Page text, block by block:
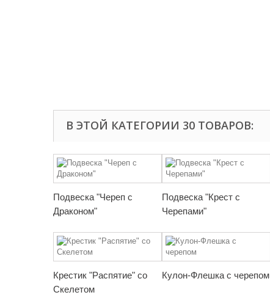
В ЭТОЙ КАТЕГОРИИ 30 ТОВАРОВ:
Подвеска "Череп с
Драконом"
Подвеска "Крест с
Черепами"
Крестик "Распятие" со
Скелетом
Кулон-Флешка с черепом